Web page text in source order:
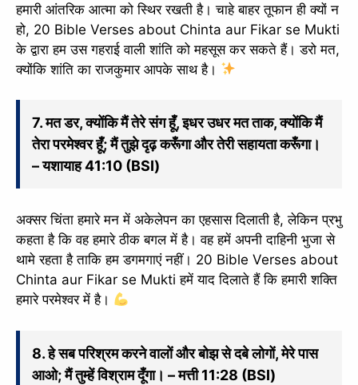
हमारी आंतरिक आत्मा को स्थिर रखती है। चाहे बाहर तूफान ही क्यों न
हो, 20 Bible Verses about Chinta aur Fikar se Mukti
के द्वारा हम उस गहराई वाली शांति को महसूस कर सकते हैं। डरो मत,
क्योंकि शांति का राजकुमार आपके साथ है।
7. मत डर, क्योंकि मैं तेरे संग हूँ, इधर उधर मत ताक, क्योंकि मैं
तेरा परमेश्वर हूँ; मैं तुझे दृढ़ करूँगा और तेरी सहायता करूँगा।
– यशायाह 41:10 (BSI)
अक्सर चिंता हमारे मन में अकेलेपन का एहसास दिलाती है, लेकिन प्रभु
कहता है कि वह हमारे ठीक बगल में है। वह हमें अपनी दाहिनी भुजा से
थामे रहता है ताकि हम डगमगाएं नहीं। 20 Bible Verses about
Chinta aur Fikar se Mukti हमें याद दिलाते हैं कि हमारी शक्ति
हमारे परमेश्वर में है।
8. हे सब परिश्रम करने वालों और बोझ से दबे लोगों, मेरे पास
आओ; मैं तुम्हें विश्राम दूँगा। – मत्ती 11:28 (BSI)